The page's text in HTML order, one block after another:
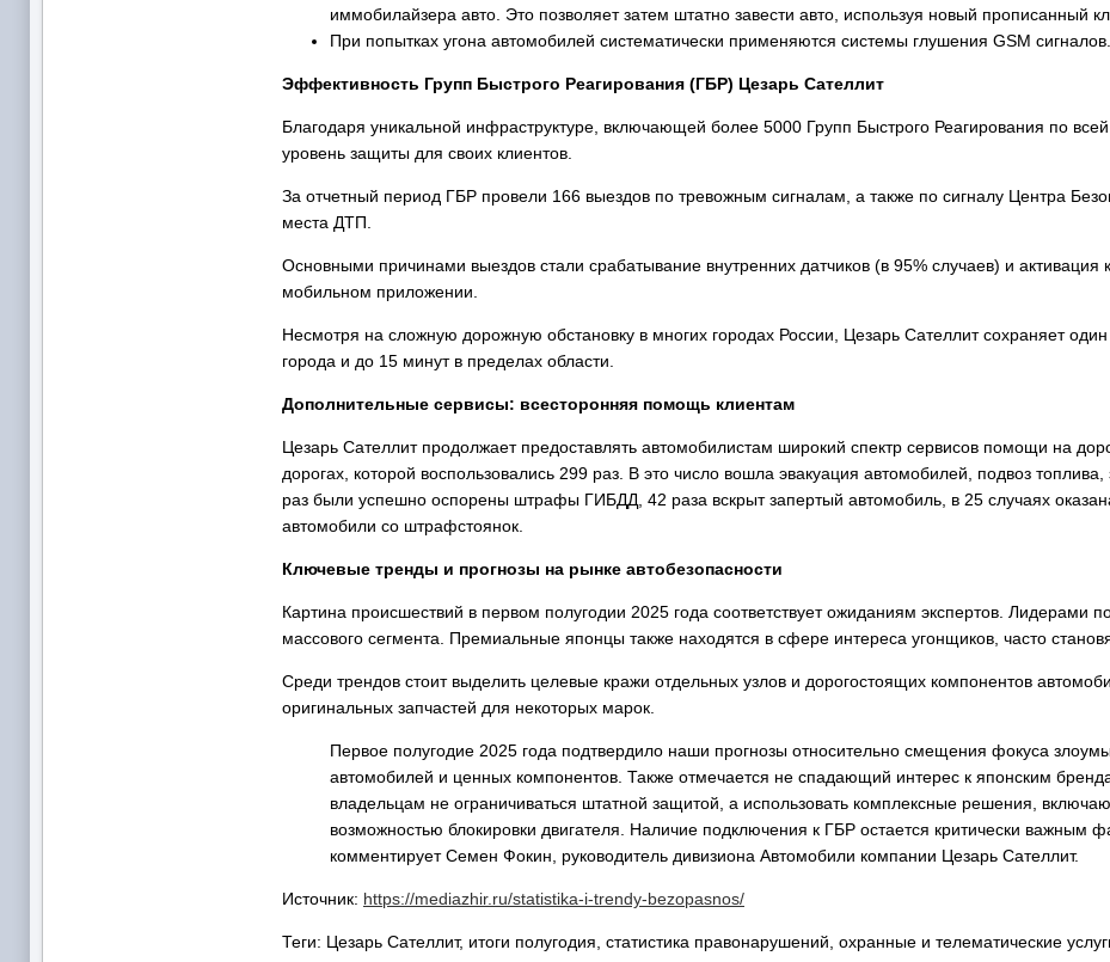
иммобилайзера авто. Это позволяет затем штатно завести авто, используя новый прописанный
При попытках угона автомобилей систематически применяются системы глушения GSM сигналов.
Эффективность Групп Быстрого Реагирования (ГБР) Цезарь Сателлит
Благодаря уникальной инфраструктуре, включающей более 5000 Групп Быстрого Реагирования по
уровень защиты для своих клиентов.
За отчетный период ГБР провели 166 выездов по тревожным сигналам, а также по сигналу Центра
места ДТП.
Основными причинами выездов стали срабатывание внутренних датчиков (в 95% случаев) и активация
мобильном приложении.
Несмотря на сложную дорожную обстановку в многих городах России, Цезарь Сателлит сохраняет
города и до 15 минут в пределах области.
Дополнительные сервисы: всесторонняя помощь клиентам
Цезарь Сателлит продолжает предоставлять автомобилистам широкий спектр сервисов помощи на
дорогах, которой воспользовались 299 раз. В это число вошла эвакуация автомобилей, подвоз
раз были успешно оспорены штрафы ГИБДД, 42 раза вскрыт запертый автомобиль, в 25 случаях
автомобили со штрафстоянок.
Ключевые тренды и прогнозы на рынке автобезопасности
Картина происшествий в первом полугодии 2025 года соответствует ожиданиям экспертов. Лидерами
массового сегмента. Премиальные японцы также находятся в сфере интереса угонщиков, часто
Среди трендов стоит выделить целевые кражи отдельных узлов и дорогостоящих компонентов
оригинальных запчастей для некоторых марок.
Первое полугодие 2025 года подтвердило наши прогнозы относительно смещения фокуса
автомобилей и ценных компонентов. Также отмечается не спадающий интерес к японским
владельцам не ограничиваться штатной защитой, а использовать комплексные решения,
возможностью блокировки двигателя. Наличие подключения к ГБР остается критически важным
комментирует Семен Фокин, руководитель дивизиона Автомобили компании Цезарь Сателлит.
Источник: https://mediazhir.ru/statistika-i-trendy-bezopasnos/
Теги: Цезарь Сателлит, итоги полугодия, статистика правонарушений, охранные и телематические